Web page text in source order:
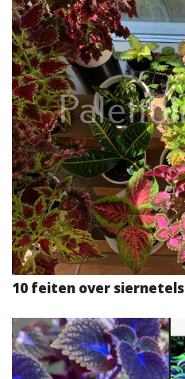
10 feiten over siernetels